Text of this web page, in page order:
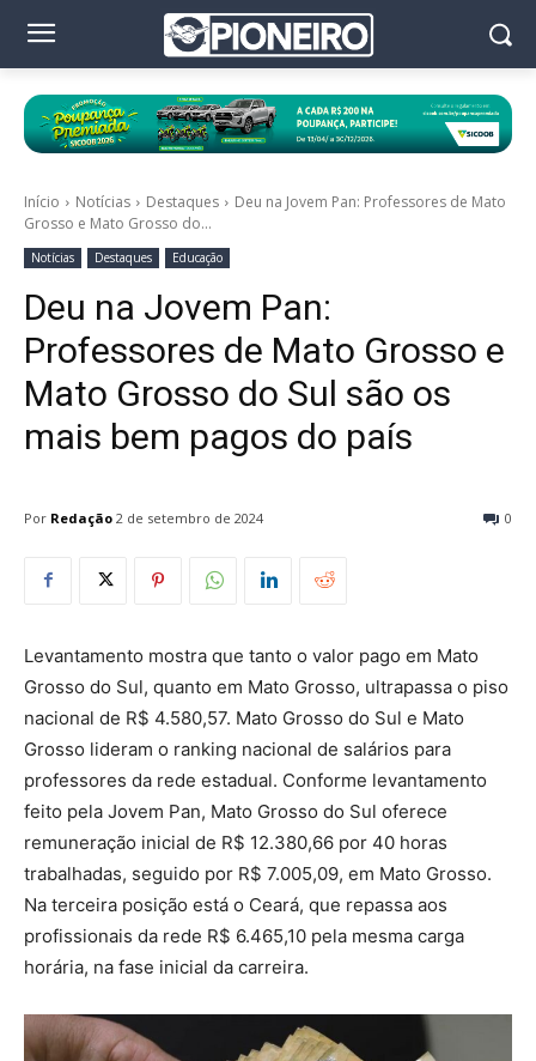
Início Notícias Destaques
Deu na Jovem Pan: Professores de Mato
Grosso e Mato Grosso do...
Notícias Destaques Educação
Deu na Jovem Pan:
Professores de Mato Grosso e
Mato Grosso do Sul são os
mais bem pagos do país
Por Redação 0
2 de setembro de 2024
Levantamento mostra que tanto o valor pago em Mato
Grosso do Sul, quanto em Mato Grosso, ultrapassa o piso
nacional de R$ 4.580,57. Mato Grosso do Sul e Mato
Grosso lideram o ranking nacional de salários para
professores da rede estadual. Conforme levantamento
feito pela Jovem Pan, Mato Grosso do Sul oferece
remuneração inicial de R$ 12.380,66 por 40 horas
trabalhadas, seguido por R$ 7.005,09, em Mato Grosso.
Na terceira posição está o Ceará, que repassa aos
profissionais da rede R$ 6.465,10 pela mesma carga
horária, na fase inicial da carreira.